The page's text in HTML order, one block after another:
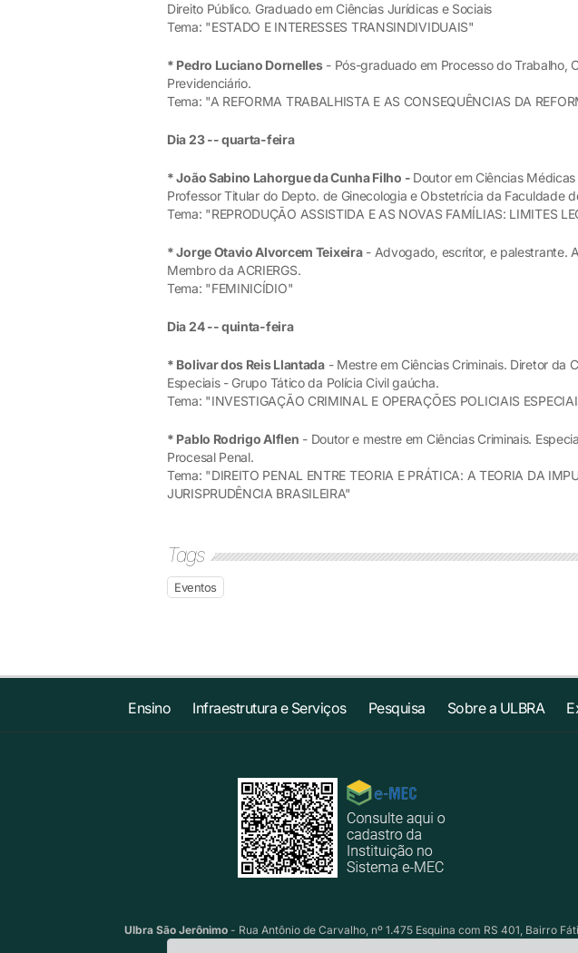
Direito Público. Graduado em Ciências Jurídicas e Sociais
Tema: "ESTADO E INTERESSES TRANSINDIVIDUAIS"
* Pedro Luciano Dornelles- Pós-graduado em Processo do Trabalho,
Previdenciário.
Tema: "A REFORMA TRABALHISTA E AS CONSEQUÊNCIAS DA
Dia 23 -- quarta-feira
* João Sabino Lahorgue da Cunha Filho - Doutor em Ciências
Professor Titular do Depto. de Ginecologia e Obstetrícia da Faculdade
Tema: "REPRODUÇÃO ASSISTIDA E AS NOVAS FAMÍLIAS: LIMITES
* Jorge Otavio Alvorcem Teixeira- Advogado, escritor, e palestrante.
Membro da ACRIERGS.
Tema: "FEMINICÍDIO"
Dia 24 -- quinta-feira
* Bolivar dos Reis Llantada- Mestre em Ciências Criminais. Diretor da
Especiais - Grupo Tático da Polícia Civil gaúcha.
Tema: "INVESTIGAÇÃO CRIMINAL E OPERAÇÕES POLICIAIS
* Pablo Rodrigo Alflen - Doutor e mestre em Ciências Criminais.
Procesal Penal.
Tema: "DIREITO PENAL ENTRE TEORIA E PRÁTICA: A TEORIA DA
JURISPRUDÊNCIA BRASILEIRA"
Tags
Eventos
Ensino Infraestrutura e Serviços Pesquisa Sobre a ULBRA
Ulbra São Jerônimo- Rua Antônio de Carvalho, nº 1.475 Esquina com RS 401, Bairro